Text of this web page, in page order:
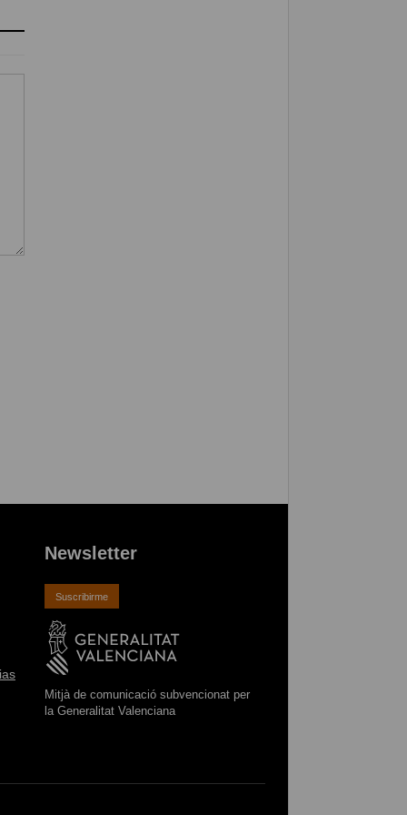
Newsletter
Suscribirme
Mitjà de comunicació subvencionat per
la Generalitat Valenciana